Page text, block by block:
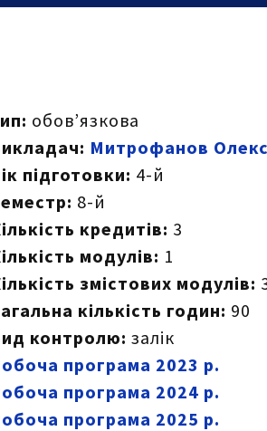
обов’язкова
Митрофанов
підготовки: 4-й
8-й
кредитів: 3
модулів: 1
змістових модулів:
кількість годин: 90
контролю: залік
програма 2023 р.
програма 2024 р.
програма 2025 р.